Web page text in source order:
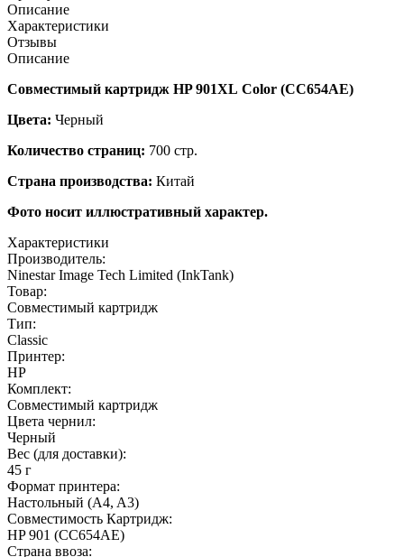
Описание
Характеристики
Отзывы
Описание
Совместимый картридж HP 901XL Color (CC654AE)
Цвета: Черный
Количество страниц: 700 стр.
Страна производства: Китай
Фото носит иллюстративный характер.
Характеристики
Производитель:
Ninestar Image Tech Limited (InkTank)
Товар:
Совместимый картридж
Тип:
Classic
Принтер:
HP
Комплект:
Совместимый картридж
Цвета чернил:
Черный
Вес (для доставки):
45 г
Формат принтера:
Настольный (A4, A3)
Совместимость Картридж:
HP 901 (CC654AE)
Страна ввоза: